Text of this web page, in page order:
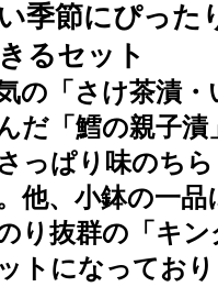
季節にぴった
るセット
の「さけ茶漬
だ「鱈の親子
っぱり味のち
他、小鉢の一
り抜群の「キ
トになってお